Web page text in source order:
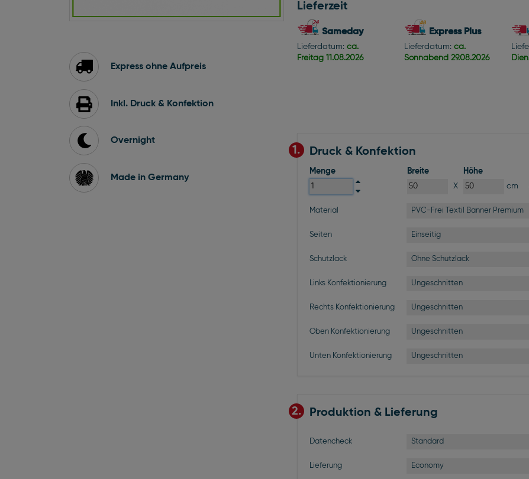
Bildgalerie
springen
Express ohne Aufpreis
Inkl. Druck & Konfektion
Overnight
Made in Germany
Lieferzeit
Sameday
Lieferdatum: ca.
Freitag 11.08.2026
Express Plus
Lieferdatum: ca.
Sonnabend 29.08.2026
1. Druck & Konfektion
Menge
Breite
X
Höhe
cm
Material PVC-Frei Textil Banner Premium
Seiten Einseitig
Schutzlack Ohne Schutzlack
Links Konfektionierung Ungeschnitten
Rechts Konfektionierung Ungeschnitten
Oben Konfektionierung Ungeschnitten
Unten Konfektionierung Ungeschnitten
2. Produktion & Lieferung
Datencheck Standard
Lieferung Economy